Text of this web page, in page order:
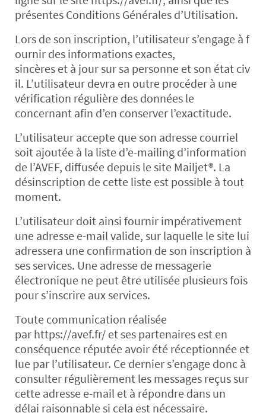
présentes Conditions Générales d’Utilisation.
Lors de son inscription, l’utilisateur s’engage à f
ournir des informations exactes,
sincères et à jour sur sa personne et son état civ
il. L’utilisateur devra en outre procéder à une
vérification régulière des données le
concernant afin d’en conserver l’exactitude.
L’utilisateur accepte que son adresse courriel
soit ajoutée à la liste d’e-mailing d’information
de l’AVEF, diffusée depuis le site Mailjet®. La
désinscription de cette liste est possible à tout
moment.
L’utilisateur doit ainsi fournir impérativement
une adresse e-mail valide, sur laquelle le site lui
adressera une confirmation de son inscription à
ses services. Une adresse de messagerie
électronique ne peut être utilisée plusieurs fois
pour s’inscrire aux services.
Toute communication réalisée
par https://avef.fr/ et ses partenaires est en
conséquence réputée avoir été réceptionnée et
lue par l’utilisateur. Ce dernier s’engage donc à
consulter régulièrement les messages reçus sur
cette adresse e-mail et à répondre dans un
délai raisonnable si cela est nécessaire.